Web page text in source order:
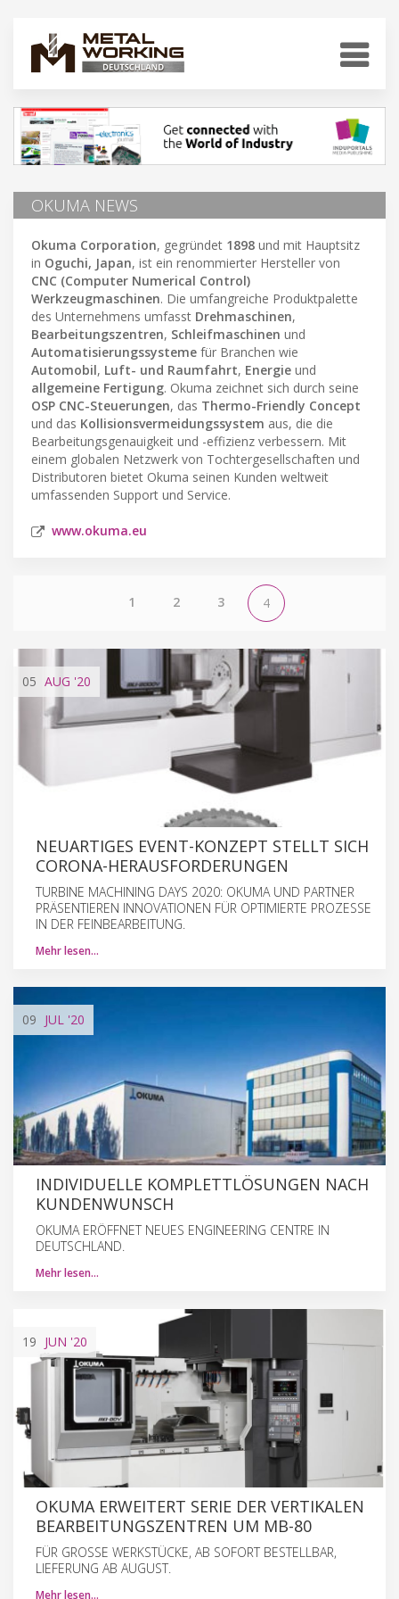
OKUMA NEWS
Okuma Corporation, gegründet 1898 und mit Hauptsitz
in Oguchi, Japan, ist ein renommierter Hersteller von
CNC (Computer Numerical Control)
Werkzeugmaschinen. Die umfangreiche Produktpalette
des Unternehmens umfasst Drehmaschinen,
Bearbeitungszentren, Schleifmaschinen und
Automatisierungssysteme für Branchen wie
Automobil, Luft- und Raumfahrt, Energie und
allgemeine Fertigung. Okuma zeichnet sich durch seine
OSP CNC-Steuerungen, das Thermo-Friendly Concept
und das Kollisionsvermeidungssystem aus, die die
Bearbeitungsgenauigkeit und -effizienz verbessern. Mit
einem globalen Netzwerk von Tochtergesellschaften und
Distributoren bietet Okuma seinen Kunden weltweit
umfassenden Support und Service.
www.okuma.eu
1 2 3 4
05 AUG '20
NEUARTIGES EVENT-KONZEPT STELLT SICH
CORONA-HERAUSFORDERUNGEN
TURBINE MACHINING DAYS 2020: OKUMA UND PARTNER
PRÄSENTIEREN INNOVATIONEN FÜR OPTIMIERTE PROZESSE
IN DER FEINBEARBEITUNG.
Mehr lesen…
09 JUL '20
INDIVIDUELLE KOMPLETTLÖSUNGEN NACH
KUNDENWUNSCH
OKUMA ERÖFFNET NEUES ENGINEERING CENTRE IN
DEUTSCHLAND.
Mehr lesen…
19 JUN '20
OKUMA ERWEITERT SERIE DER VERTIKALEN
BEARBEITUNGSZENTREN UM MB-80
FÜR GROSSE WERKSTÜCKE, AB SOFORT BESTELLBAR,
LIEFERUNG AB AUGUST.
Mehr lesen…